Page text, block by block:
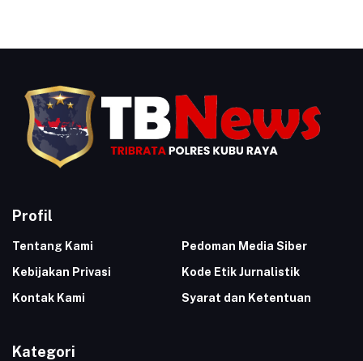
Profil
Tentang Kami
Pedoman Media Siber
Kebijakan Privasi
Kode Etik Jurnalistik
Kontak Kami
Syarat dan Ketentuan
Kategori